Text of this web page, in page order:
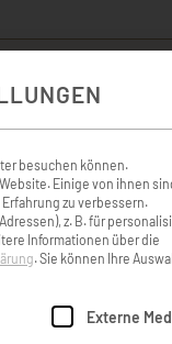
Lieber Hubert, Eno,
aufrichtiges Beileid
Barbara
besuchen können.
Einige von ihnen
zu verbessern.
z. B. für
Informationen über die
.Sie können Ihre
Einwilligung
Externe